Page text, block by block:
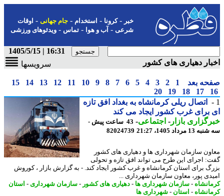
-کرونا-استخدام- جام جهانی-اوقات
شرعی-آب و هوا-تماس-ویدئوهای ورزشی
16:31 | 1405/5/15
دهیاری های کشور
سرویسها
بعد 1
2
3
4
5
6
7
8
9
10
11
12
13
14
15
17
18
19
20
اتصال ریلی کرمانشاه به بغداد افق تازه
برای غرب کشور ایجاد می کند
بازار- اجتماعی-
43 ساعت پیش -
مرداد 1405، 21:27
82024739
سازمان شهرداری ها و دهیاری های کشور
اجرای این طرح می تواند افق تازه و تحولی
برای استان کرمانشاه و غرب کشور ایجاد کند. - به گزارش بازار ، کوروش
پور، معاون سازمان شهرداری ...
-سازمان شهرداری ها - دهیاری های کشور-سازمان شهرداری- استان
-استان-شهرداری ها